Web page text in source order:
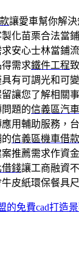
讓愛車幫你解
化苗栗合法當
安心士林當鋪
需求鐵件工程
有可調光和可
讓您了解相關
題的信義區汽
用輔助服務，
信義區機車借款
推薦需求作資
借錢讓工商融資
皮紙環保餐具
的免費cad打造